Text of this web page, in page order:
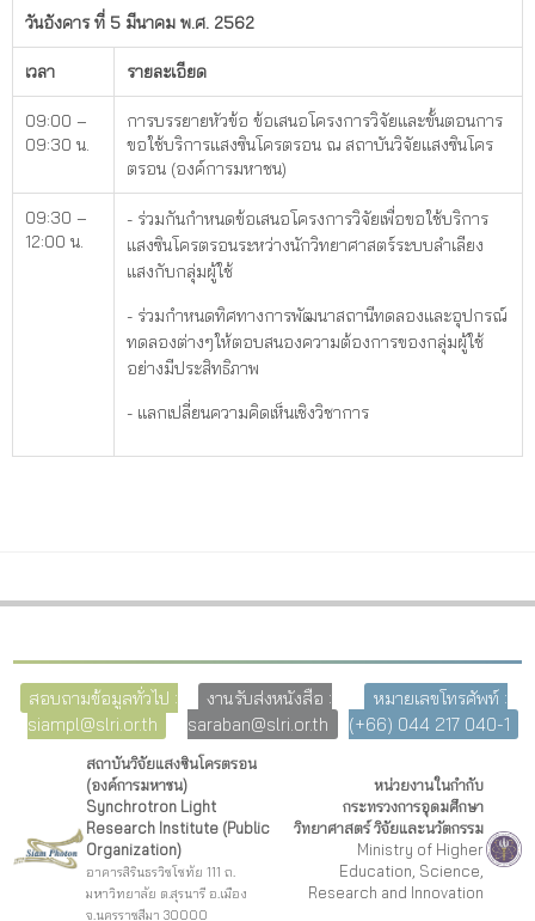
วันอังคาร ที่ 5 มีนาคม พ.ศ. 2562
เวลา รายละเอียด
09:00 –
09:30 น.
การบรรยายหัวข้อ ข้อเสนอโครงการวิจัยและขั้นตอนการ
ขอใช้บริการแสงซินโครตรอน ณ สถาบันวิจัยแสงซินโคร
ตรอน (องค์การมหาชน)
09:30 –
12:00 น.
- ร่วมกันกำหนดข้อเสนอโครงการวิจัยเพื่อขอใช้บริการ
แสงซินโครตรอนระหว่างนักวิทยาศาสตร์ระบบลำเลียง
แสงกับกลุ่มผู้ใช้
- ร่วมกำหนดทิศทางการพัฒนาสถานีทดลองและอุปกรณ์
ทดลองต่างๆให้ตอบสนองความต้องการของกลุ่มผู้ใช้
อย่างมีประสิทธิภาพ
- แลกเปลี่ยนความคิดเห็นเชิงวิชาการ
สอบถามข้อมูลทั่วไป :
siampl@slri.or.th
งานรับส่งหนังสือ :
saraban@slri.or.th
หมายเลขโทรศัพท์ :
(+66) 044 217 040-1
สถาบันวิจัยแสงซินโครตรอน
(องค์การมหาชน)
Synchrotron Light
Research Institute (Public
Organization)
อาคารสิรินธรวิชโชทัย 111 ถ.
มหาวิทยาลัย ต.สุรนารี อ.เมือง
จ.นครราชสีมา 30000
หน่วยงานในกำกับ
กระทรวงการอุดมศึกษา
วิทยาศาสตร์ วิจัยและนวัตกรรม
Ministry of Higher
Education, Science,
Research and Innovation